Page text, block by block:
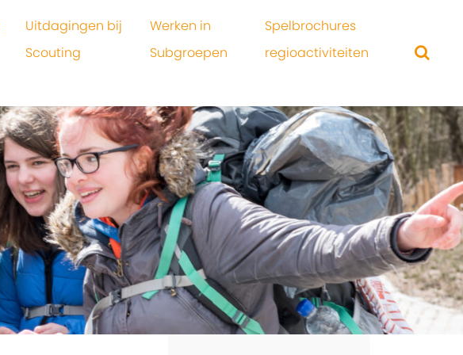
Uitdagingen bij
Scouting
Werken in
Subgroepen
Spelbrochures
regioactiviteiten